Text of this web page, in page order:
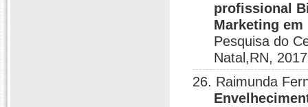
profissional
Marketing em
Pesquisa do
Natal,RN,
26. Raimunda